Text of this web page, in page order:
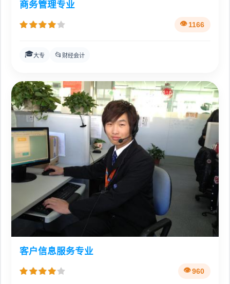
商务管理专业
1166
🎓大专 📂 财经会计
客户信息服务专业
960